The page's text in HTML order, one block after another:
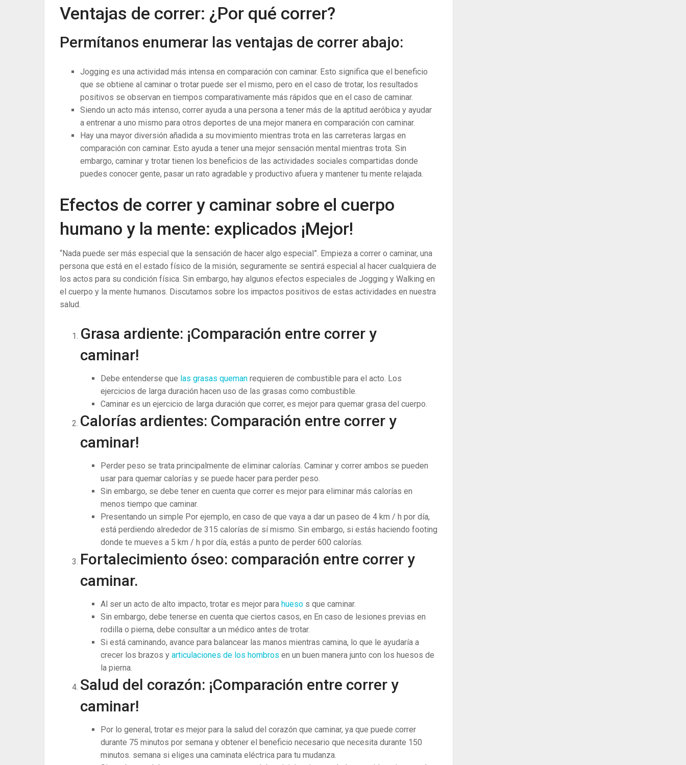
Ventajas de correr: ¿Por qué correr?
Permítanos enumerar las ventajas de correr abajo:
Jogging es una actividad más intensa en comparación con caminar. Esto significa que el beneficio
que se obtiene al caminar o trotar puede ser el mismo, pero en el caso de trotar, los resultados
positivos se observan en tiempos comparativamente más rápidos que en el caso de caminar.
Siendo un acto más intenso, correr ayuda a una persona a tener más de la aptitud aeróbica y ayudar
a entrenar a uno mismo para otros deportes de una mejor manera en comparación con caminar.
Hay una mayor diversión añadida a su movimiento mientras trota en las carreteras largas en
comparación con caminar. Esto ayuda a tener una mejor sensación mental mientras trota. Sin
embargo, caminar y trotar tienen los beneficios de las actividades sociales compartidas donde
puedes conocer gente, pasar un rato agradable y productivo afuera y mantener tu mente relajada.
Efectos de correr y caminar sobre el cuerpo
humano y la mente: explicados ¡Mejor!
“Nada puede ser más especial que la sensación de hacer algo especial”. Empieza a correr o caminar, una
persona que está en el estado físico de la misión, seguramente se sentirá especial al hacer cualquiera de
los actos para su condición física. Sin embargo, hay algunos efectos especiales de Jogging y Walking en
el cuerpo y la mente humanos. Discutamos sobre los impactos positivos de estas actividades en nuestra
salud.
Grasa ardiente: ¡Comparación entre correr y
caminar!
Debe entenderse que las grasas queman requieren de combustible para el acto. Los
ejercicios de larga duración hacen uso de las grasas como combustible.
Caminar es un ejercicio de larga duración que correr, es mejor para quemar grasa del cuerpo.
Calorías ardientes: Comparación entre correr y
caminar!
Perder peso se trata principalmente de eliminar calorías. Caminar y correr ambos se pueden
usar para quemar calorías y se puede hacer para perder peso.
Sin embargo, se debe tener en cuenta que correr es mejor para eliminar más calorías en
menos tiempo que caminar.
Presentando un simple Por ejemplo, en caso de que vaya a dar un paseo de 4 km / h por día,
está perdiendo alrededor de 315 calorías de sí mismo. Sin embargo, si estás haciendo footing
donde te mueves a 5 km / h por día, estás a punto de perder 600 calorías.
Fortalecimiento óseo: comparación entre correr y
caminar.
Al ser un acto de alto impacto, trotar es mejor para hueso s que caminar.
Sin embargo, debe tenerse en cuenta que ciertos casos, en En caso de lesiones previas en
rodilla o pierna, debe consultar a un médico antes de trotar.
Si está caminando, avance para balancear las manos mientras camina, lo que le ayudaría a
crecer los brazos y articulaciones de los hombros en un buen manera junto con los huesos de
la pierna.
Salud del corazón: ¡Comparación entre correr y
caminar!
Por lo general, trotar es mejor para la salud del corazón que caminar, ya que puede correr
durante 75 minutos por semana y obtener el beneficio necesario que necesita durante 150
minutos. semana si eliges una caminata eléctrica para tu mudanza.